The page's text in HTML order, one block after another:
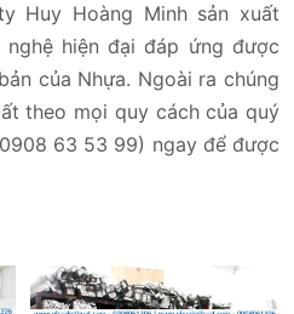
Huy Hoàng Minh sản xuất
hiện đại đáp ứng được
của Nhựa. Ngoài ra chúng
theo mọi quy cách của quý
63 53 99) ngay để được